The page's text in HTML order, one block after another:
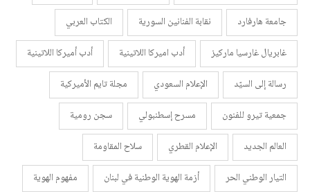
جامعة هارفارد
نقابة الفنانين السورية
الكتاب العربي
غابريال غارسيا ماركيز
أدب اميركا اللاتينية
أدب أميركا اللاتينية
رسالة إلى السيّد
الإعلام السعودي
مجلة تايم الأميركية
جمعية تيرو للفنون
مسرح إسطنبولي
سجن رومية
العالم الجديد
الإعلام القطري
سلاح المقاومة
التيار الوطني الحر
أزمة الهوية الوطنية في لبنان
مفهوم الهوية